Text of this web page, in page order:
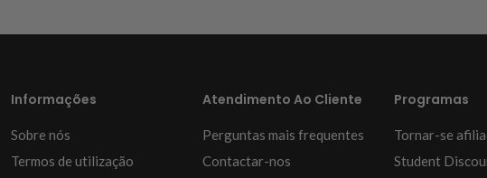
Informações
Sobre nós
Termos de utilização
Atendimento Ao Cliente
Perguntas mais frequentes
Contactar-nos
Programas
Tornar-se
Student